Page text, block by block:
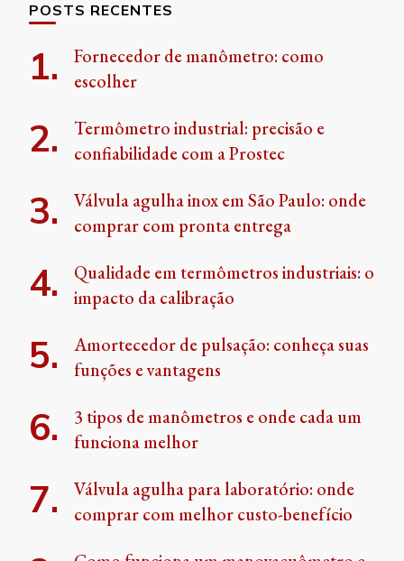
POSTS RECENTES
Fornecedor de manômetro: como
escolher
Termômetro industrial: precisão e
confiabilidade com a Prostec
Válvula agulha inox em São Paulo: onde
comprar com pronta entrega
Qualidade em termômetros industriais: o
impacto da calibração
Amortecedor de pulsação: conheça suas
funções e vantagens
3 tipos de manômetros e onde cada um
funciona melhor
Válvula agulha para laboratório: onde
comprar com melhor custo-benefício